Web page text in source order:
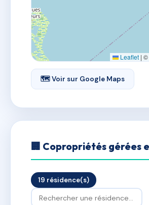
Leaflet | ©
🗺 Voir sur Google Maps
🏢 Copropriétés gérées
19 résidence(s)